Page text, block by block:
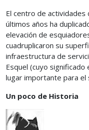
El centro de actividades
últimos años ha
elevación de
cuadruplicaron su
infraestructura de
Esquel (cuyo significado
lugar importante para el
Un poco de Historia